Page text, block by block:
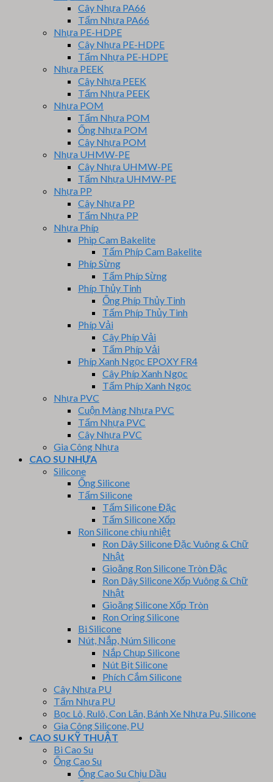
Cây Nhựa PA66
Tấm Nhựa PA66
Nhựa PE-HDPE
Cây Nhựa PE-HDPE
Tấm Nhựa PE-HDPE
Nhựa PEEK
Cây Nhựa PEEK
Tấm Nhựa PEEK
Nhựa POM
Tấm Nhựa POM
Ống Nhựa POM
Cây Nhựa POM
Nhựa UHMW-PE
Cây Nhựa UHMW-PE
Tấm Nhựa UHMW-PE
Nhựa PP
Cây Nhựa PP
Tấm Nhựa PP
Nhựa Phíp
Phip Cam Bakelite
Tấm Phíp Cam Bakelite
Phíp Sừng
Tấm Phíp Sừng
Phíp Thủy Tinh
Ống Phíp Thủy Tinh
Tấm Phíp Thủy Tinh
Phíp Vải
Cây Phíp Vải
Tấm Phíp Vải
Phíp Xanh Ngọc EPOXY FR4
Cây Phíp Xanh Ngọc
Tấm Phíp Xanh Ngọc
Nhựa PVC
Cuộn Màng Nhựa PVC
Tấm Nhựa PVC
Cây Nhựa PVC
Gia Công Nhựa
CAO SU NHỰA
Silicone
Ống Silicone
Tấm Silicone
Tấm Silicone Đặc
Tấm Silicone Xốp
Ron Silicone chịu nhiệt
Ron Dây Silicone Đặc Vuông & Chữ
Nhật
Gioăng Ron Silicone Tròn Đặc
Ron Dây Silicone Xốp Vuông & Chữ
Nhật
Gioăng Silicone Xốp Tròn
Ron Oring Silicone
Bi Silicone
Nút, Nắp, Núm Silicone
Nắp Chụp Silicone
Nút Bịt Silicone
Phích Cắm Silicone
Cây Nhựa PU
Tấm Nhựa PU
Bọc Lô, Rulô, Con Lăn, Bánh Xe Nhựa Pu, Silicone
Gia Công Silicone, PU
CAO SU KỸ THUẬT
Bi Cao Su
Ống Cao Su
Ống Cao Su Chịu Dầu